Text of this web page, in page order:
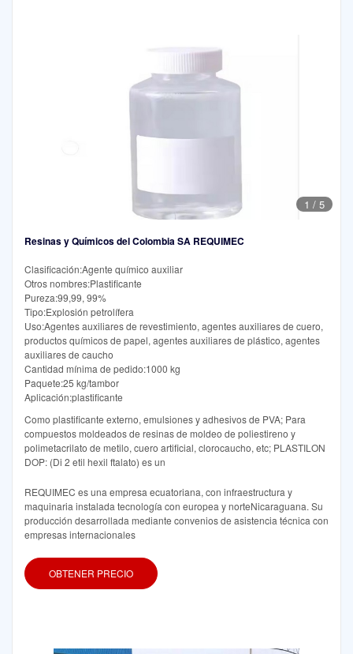
1 / 5
Resinas y Químicos del Colombia SA REQUIMEC
Clasificación:Agente químico auxiliar
Otros nombres:Plastificante
Pureza:99,99, 99%
Tipo:Explosión petrolífera
Uso:Agentes auxiliares de revestimiento, agentes auxiliares de cuero,
productos químicos de papel, agentes auxiliares de plástico, agentes
auxiliares de caucho
Cantidad mínima de pedido:1000 kg
Paquete:25 kg/tambor
Aplicación:plastificante
Como plastificante externo, emulsiones y adhesivos de PVA; Para
compuestos moldeados de resinas de moldeo de poliestireno y
polimetacrilato de metilo, cuero artificial, clorocaucho, etc; PLASTILON
DOP: (Di 2 etil hexil ftalato) es un
REQUIMEC es una empresa ecuatoriana, con infraestructura y
maquinaria instalada tecnología con europea y norteNicaraguana. Su
producción desarrollada mediante convenios de asistencia técnica con
empresas internacionales
OBTENER PRECIO